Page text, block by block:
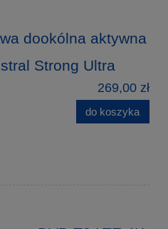
dookólna aktywna
Strong Ultra
269,00 zł
do koszyka